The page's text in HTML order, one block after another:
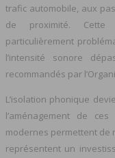
trafic automobile, aux
de proximité. Cette
particulièrement
l’intensité sonore
recommandés par
L’isolation phonique
l’aménagement de
modernes permettent de
représentent un